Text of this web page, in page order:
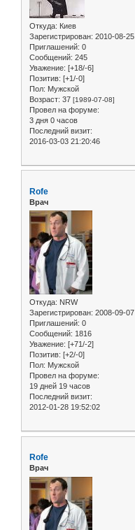
Откуда: Киев
Зарегистрирован: 2010-08-25
Приглашений: 0
Сообщений: 245
Уважение: [+18/-6]
Позитив: [+1/-0]
Пол: Мужской
Возраст: 37 [1989-07-08]
Провел на форуме:
3 дня 0 часов
Последний визит:
2016-03-03 21:20:46
Rofe
Врач
Откуда: NRW
Зарегистрирован: 2008-09-07
Приглашений: 0
Сообщений: 1816
Уважение: [+71/-2]
Позитив: [+2/-0]
Пол: Мужской
Провел на форуме:
19 дней 19 часов
Последний визит:
2012-01-28 19:52:02
Rofe
Врач